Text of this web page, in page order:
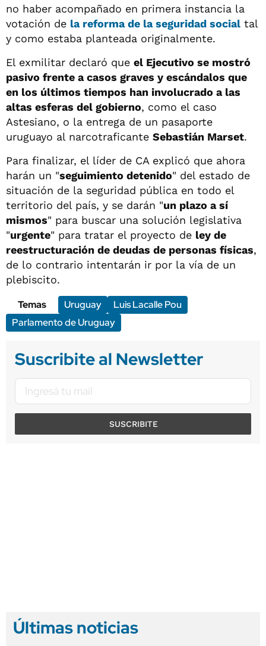
no haber acompañado en primera instancia la
votación de la reforma de la seguridad social tal
y como estaba planteada originalmente.
El exmilitar declaró que el Ejecutivo se mostró
pasivo frente a casos graves y escándalos que
en los últimos tiempos han involucrado a las
altas esferas del gobierno, como el caso
Astesiano, o la entrega de un pasaporte
uruguayo al narcotraficante Sebastián Marset.
Para finalizar, el líder de CA explicó que ahora
harán un "seguimiento detenido" del estado de
situación de la seguridad pública en todo el
territorio del país, y se darán "un plazo a sí
mismos" para buscar una solución legislativa
"urgente" para tratar el proyecto de ley de
reestructuración de deudas de personas físicas,
de lo contrario intentarán ir por la vía de un
plebiscito.
Temas
Uruguay
Luis Lacalle Pou
Parlamento de Uruguay
Suscribite al Newsletter
SUSCRIBITE
Últimas noticias